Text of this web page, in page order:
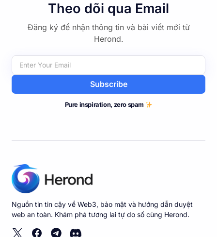
Theo dõi qua Email
Đăng ký để nhận thông tin và bài viết mới từ
Herond.
Subscribe
Pure inspiration, zero spam
Nguồn tin tin cậy về Web3, bảo mật và hướng dẫn duyệt
web an toàn. Khám phá tương lai tự do số cùng Herond.